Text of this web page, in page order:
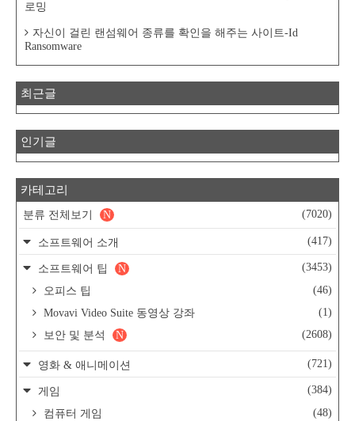
로밍
자신이 걸린 랜섬웨어 종류를 확인을 해주는 사이트-Id
Ransomware
최근글
인기글
카테고리
분류 전체보기 (7020)
N
소프트웨어 소개 (417)
소프트웨어 팁 (3453)
N
오피스 팁
(46)
Movavi Video Suite 동영상 강좌
(1)
보안 및 분석
(2608)
N
영화 & 애니메이션 (721)
게임
(384)
컴퓨터 게임
(48)